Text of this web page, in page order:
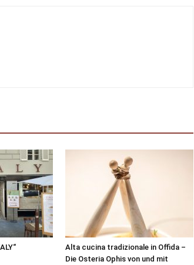
Alta cucina tradizionale in Offida –
Die Osteria Ophis von und mit